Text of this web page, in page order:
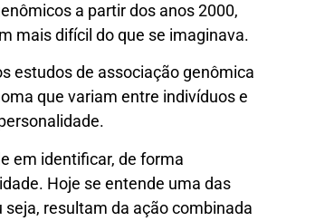
a partir dos anos 2000,
mais difícil do que se imaginava.
estudos de associação genômica
que variam entre indivíduos e
em identificar, de forma
Hoje se entende uma das
seja, resultam da ação combinada